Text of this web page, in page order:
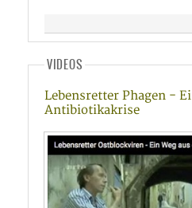
VIDEOS
Lebensretter Phagen -
Antibiotikakrise